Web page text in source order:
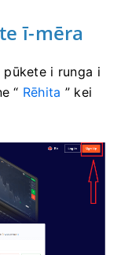
ī-mēra
pūkete i runga i
“ Rēhita ” kei